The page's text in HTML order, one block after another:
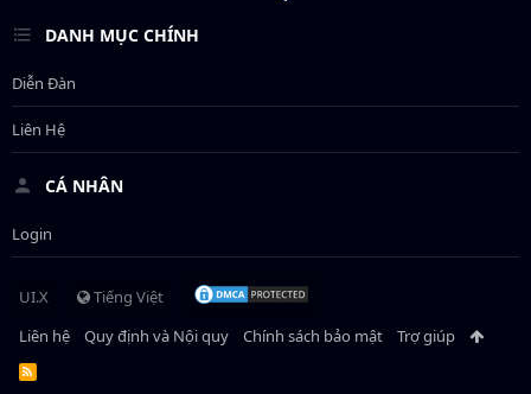
DANH MỤC CHÍNH
Diễn Đàn
Liên Hệ
CÁ NHÂN
Login
UI.X
Tiếng Việt
Liên hệ
Quy định và Nội quy Chính sách bảo mật Trợ giúp
R
S